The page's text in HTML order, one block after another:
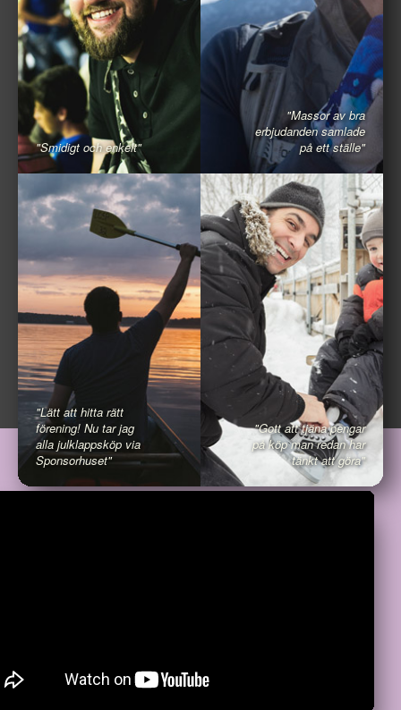
"Smidigt och enkelt"
"Massor av bra
erbjudanden samlade
på ett ställe"
"Lätt att hitta rätt
förening! Nu tar jag
alla julklappsköp via
Sponsorhuset"
"Gott att tjäna pengar
på köp man redan har
tänkt att göra"